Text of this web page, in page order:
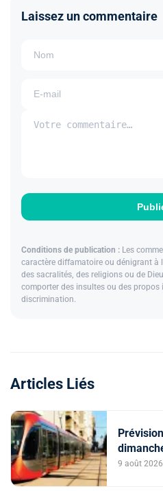
Laissez un commentaire
Conditions de publication : Les
caractère diffamatoire ou dénigrant à
des sacralités, des religions ou de
comporter des insultes ou des
discrimination.
Articles Liés
9 août